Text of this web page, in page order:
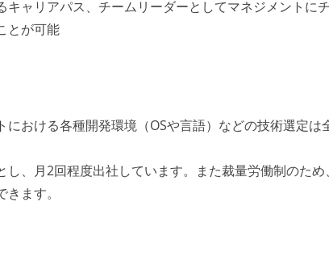
ャリアパス、チームリーダーとしてマネジメントに
とが可能
おける各種開発環境（OSや言語）などの技術選定は
、月2回程度出社しています。また裁量労働制のため
ます。